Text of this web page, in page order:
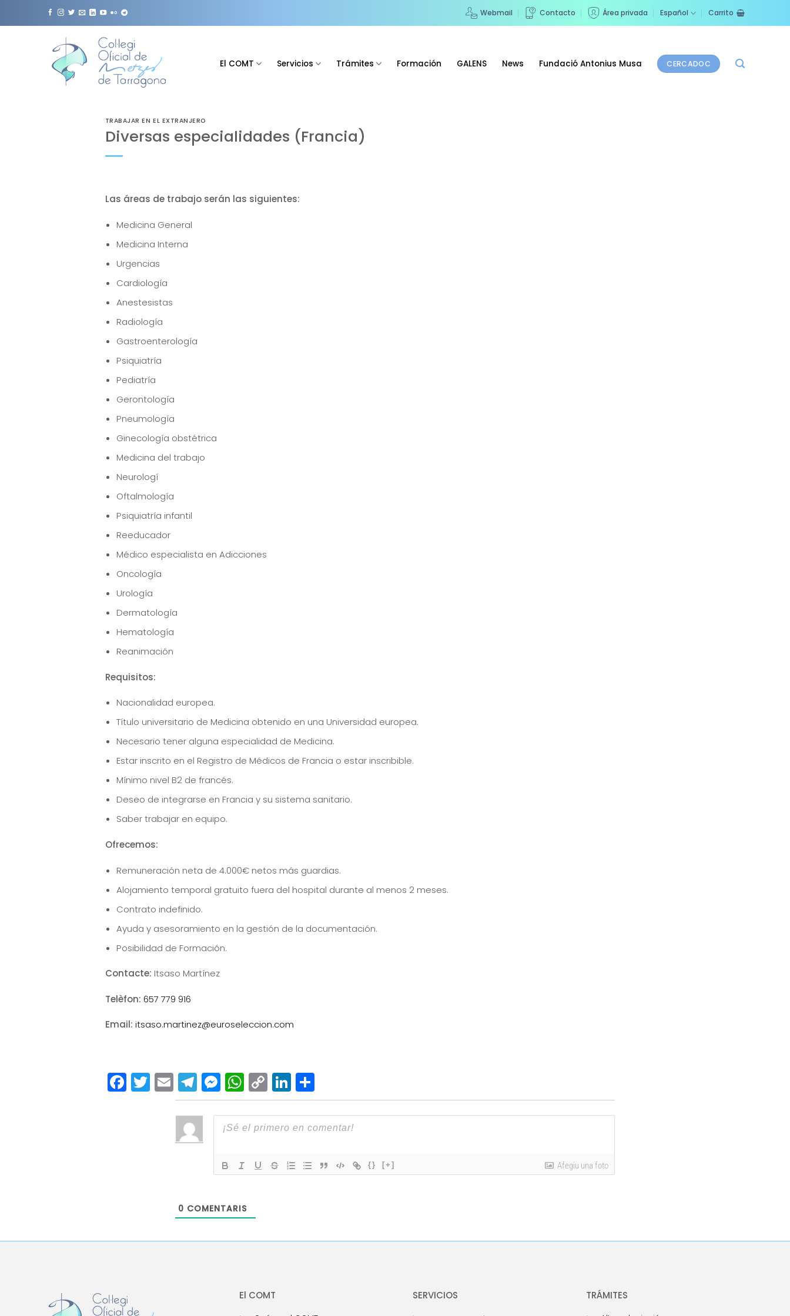
Webmail Contacto Área privada Español Carrito
El COMT Servicios Trámites Formación GALENS News Fundació Antonius Musa CERCADOC
TRABAJAR EN EL EXTRANJERO
Diversas especialidades (Francia)
Las áreas de trabajo serán las siguientes:
Medicina General
Medicina Interna
Urgencias
Cardiología
Anestesistas
Radiología
Gastroenterología
Psiquiatría
Pediatría
Gerontología
Pneumología
Ginecología obstétrica
Medicina del trabajo
Neurologí
Oftalmología
Psiquiatría infantil
Reeducador
Médico especialista en Adicciones
Oncología
Urología
Dermatología
Hematología
Reanimación
Requisitos:
Nacionalidad europea.
Título universitario de Medicina obtenido en una Universidad europea.
Necesario tener alguna especialidad de Medicina.
Estar inscrito en el Registro de Médicos de Francia o estar inscribible.
Mínimo nivel B2 de francés.
Deseo de integrarse en Francia y su sistema sanitario.
Saber trabajar en equipo.
Ofrecemos:
Remuneración neta de 4.000€ netos más guardias.
Alojamiento temporal gratuito fuera del hospital durante al menos 2 meses.
Contrato indefinido.
Ayuda y asesoramiento en la gestión de la documentación.
Posibilidad de Formación.
Contacte: Itsaso Martínez
Telèfon: 657 779 916
Email: itsaso.martinez@euroseleccion.com
Facebook
Twitter
EmailTelegram
Messenger
WhatsApp
Copy
Link
LinkedIn
Compartir
{} [+] Afegiu una foto
0 COMENTARIS
El COMT SERVICIOS TRÁMITES